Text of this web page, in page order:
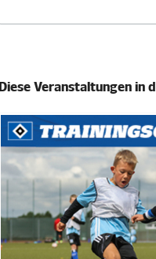
Diese Veranstaltungen in